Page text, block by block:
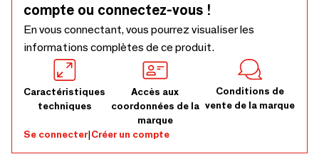
compte ou connectez-vous !
En vous connectant, vous pourrez visualiser les
informations complètes de ce produit.
Caractéristiques
techniques
Accès aux
coordonnées de la
marque
Conditions de
vente de la marque
Se connecter|Créer un compte